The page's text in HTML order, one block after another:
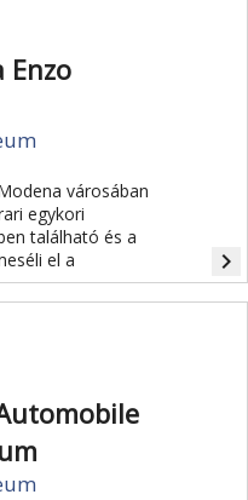
Enzo
városában
egykori
található és a
el a
navigate_next